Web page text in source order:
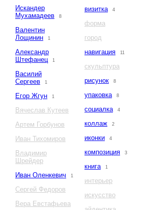
Искандер
Мухамадеев
8
Валентин
Лощинин
1
Александр
Штефанец
1
Василий
Сергеев
1
Егор Жгун 1
Вячеслав Кутеев
Артем Горбунов
Иван Тихомиров
Владимир
Шрейдер
Иван Оленкевич
1
Сергей Федоров
Вера Евстафьева
визитка 4
форма
город
навигация
11
скульптура
рисунок
8
упаковка 8
социалка 4
коллаж 2
иконки 4
композиция 3
книга 1
интерьер
искусство